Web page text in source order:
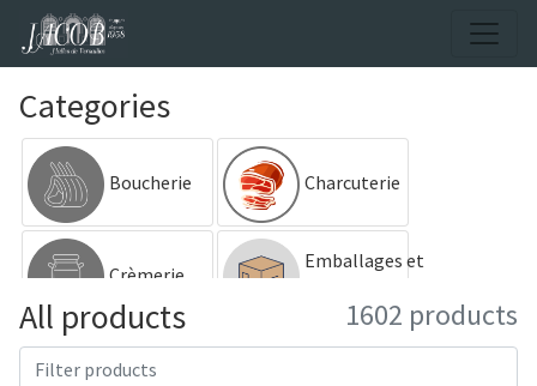
Categories
Boucherie Charcuterie
Crèmerie
Emballages et
Épicerie
Fruits et
1602 products
All products